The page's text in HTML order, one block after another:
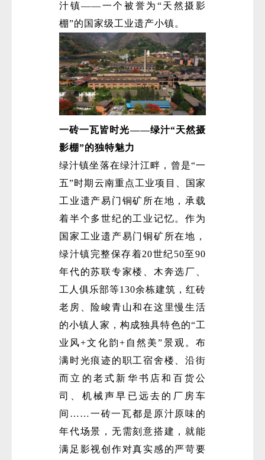
汁镇——一个被誉为“天然摄影
棚”的国家级工业遗产小镇。
一砖一瓦皆时光——绿汁“天然摄
影棚”的独特魅力
绿汁镇坐落在绿汁江畔，曾是“一
五”时期云南重点工业项目、国家
工业遗产易门铜矿所在地，承载
着半个多世纪的工业记忆。作为
国家工业遗产易门铜矿所在地，
绿汁镇完整保存着20世纪50至90
年代的苏联专家楼、木奔选厂、
工人俱乐部等130余栋建筑，红砖
老房、险峻青山和在这里慢生活
的小镇人家，构成独具特色的“工
业风+文化韵+自然美”景观。布
满时光痕迹的职工宿舍楼、沿街
而立的老式新华书店和百货公
司、机械声早已远去的厂房车
间……一砖一瓦都是原汁原味的
年代场景，无需刻意搭建，就能
满足影视创作对真实感的严苛要